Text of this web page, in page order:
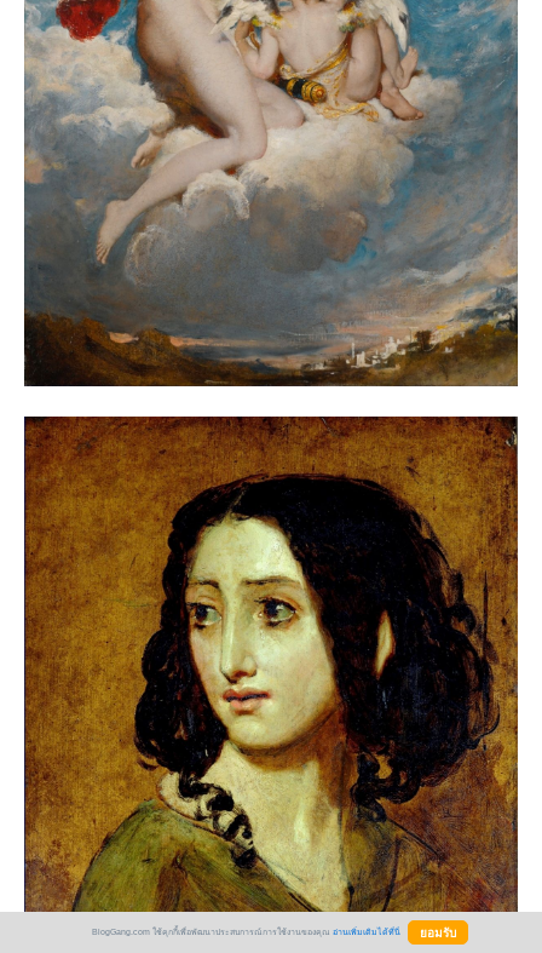
BlogGang.com ใช้คุกกี้เพื่อพัฒนาประสบการณ์การใช้งานของคุณ อ่านเพิ่มเติมได้ที่นี่